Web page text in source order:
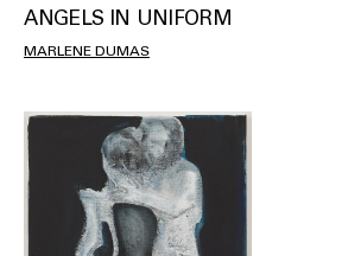
ANGELS IN UNIFORM
MARLENE DUMAS